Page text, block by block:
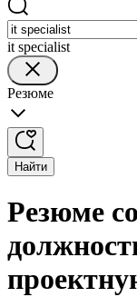
it specialist
Резюме
Найти
Резюме